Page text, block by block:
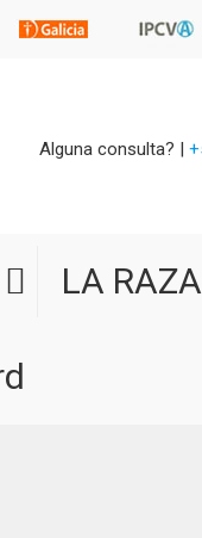
Alguna consulta? |
LA RAZA